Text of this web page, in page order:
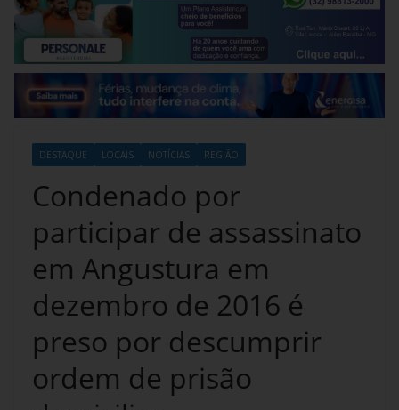
DESTAQUE LOCAIS NOTÍCIAS REGIÃO
Condenado por
participar de assassinato
em Angustura em
dezembro de 2016 é
preso por descumprir
ordem de prisão